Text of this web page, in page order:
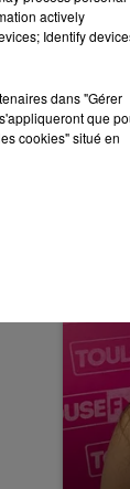
21
actively
Identify
dans "Gérer
que
cookies" situé en